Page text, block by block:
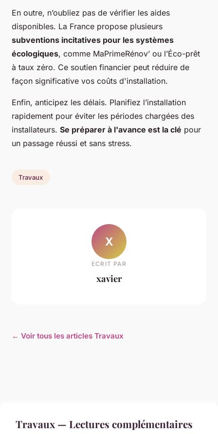
En outre, n’oubliez pas de vérifier les aides
disponibles. La France propose plusieurs
subventions incitatives pour les systèmes
écologiques, comme MaPrimeRénov’ ou l’Éco-prêt
à taux zéro. Ce soutien financier peut réduire de
façon significative vos coûts d'installation.
Enfin, anticipez les délais. Planifiez l’installation
rapidement pour éviter les périodes chargées des
installateurs. Se préparer à l'avance est la clé pour
un passage réussi et sans stress.
Travaux
X
ECRIT PAR
xavier
← Voir tous les articles Travaux
Travaux — Lectures complémentaires